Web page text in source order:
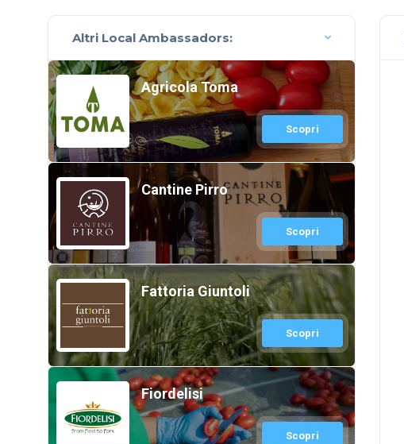
Altri Local Ambassadors:
Agricola Toma
Scopri
Cantine Pirro
Scopri
Fattoria Giuntoli
Scopri
Fiordelisi
Scopri